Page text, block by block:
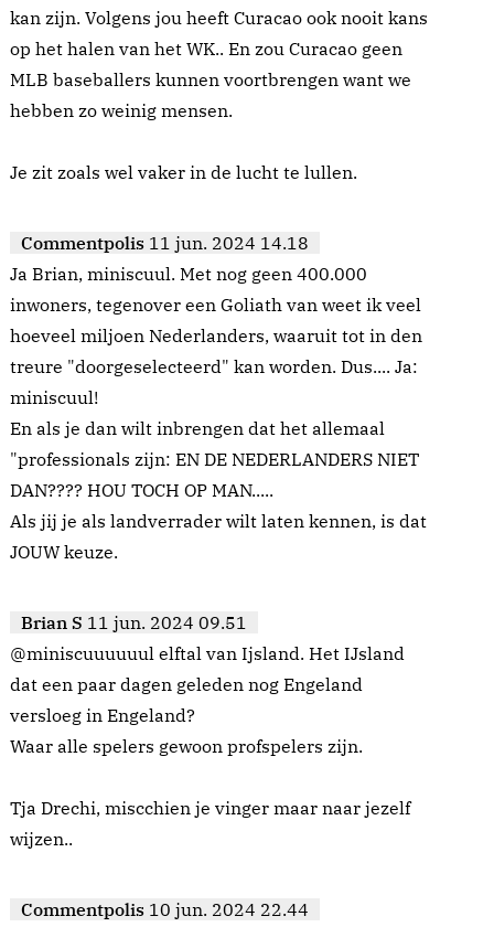
kan zijn. Volgens jou heeft Curacao ook nooit kans
op het halen van het WK.. En zou Curacao geen
MLB baseballers kunnen voortbrengen want we
hebben zo weinig mensen.
Je zit zoals wel vaker in de lucht te lullen.
Commentpolis 11 jun. 2024 14.18
Ja Brian, miniscuul. Met nog geen 400.000
inwoners, tegenover een Goliath van weet ik veel
hoeveel miljoen Nederlanders, waaruit tot in den
treure "doorgeselecteerd" kan worden. Dus.... Ja:
miniscuul!
En als je dan wilt inbrengen dat het allemaal
"professionals zijn: EN DE NEDERLANDERS NIET
DAN???? HOU TOCH OP MAN.....
Als jij je als landverrader wilt laten kennen, is dat
JOUW keuze.
Brian S 11 jun. 2024 09.51
@miniscuuuuuul elftal van Ijsland. Het IJsland
dat een paar dagen geleden nog Engeland
versloeg in Engeland?
Waar alle spelers gewoon profspelers zijn.
Tja Drechi, miscchien je vinger maar naar jezelf
wijzen..
Commentpolis 10 jun. 2024 22.44